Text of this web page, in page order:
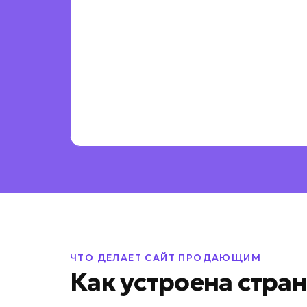
ЧТО ДЕЛАЕТ САЙТ ПРОДАЮЩИМ
Как устроена